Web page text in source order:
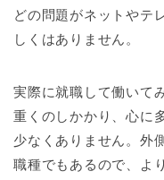
どの問題がネットやテ
しくはありません。
実際に就職して働いて
重くのしかかり、心に
少なくありません。外
職種でもあるので、よ